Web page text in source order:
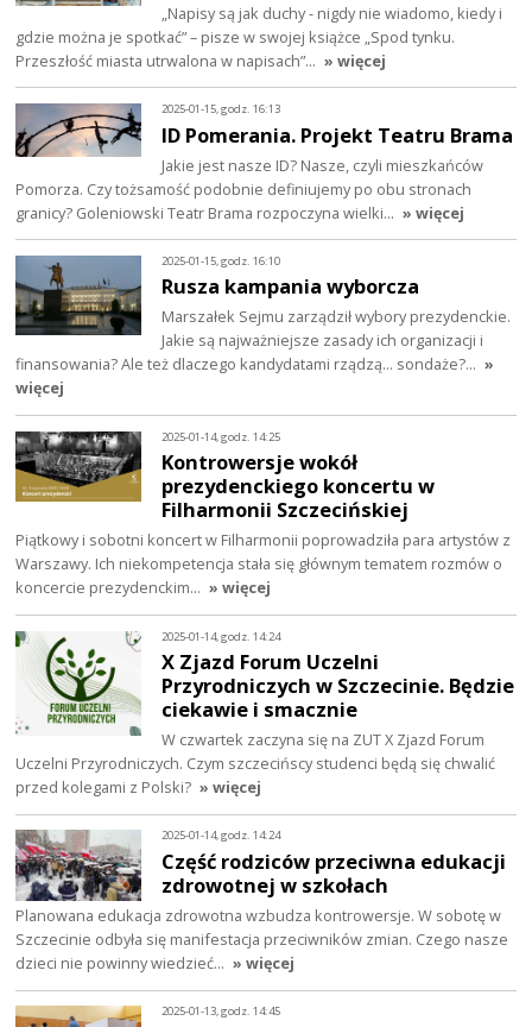
„Napisy są jak duchy - nigdy nie wiadomo, kiedy i
gdzie można je spotkać” – pisze w swojej książce „Spod tynku.
Przeszłość miasta utrwalona w napisach”… » więcej
2025-01-15, godz. 16:13
ID Pomerania. Projekt Teatru Brama
Jakie jest nasze ID? Nasze, czyli mieszkańców
Pomorza. Czy tożsamość podobnie definiujemy po obu stronach
granicy? Goleniowski Teatr Brama rozpoczyna wielki… » więcej
2025-01-15, godz. 16:10
Rusza kampania wyborcza
Marszałek Sejmu zarządził wybory prezydenckie.
Jakie są najważniejsze zasady ich organizacji i
finansowania? Ale też dlaczego kandydatami rządzą… sondaże?… »
więcej
2025-01-14, godz. 14:25
Kontrowersje wokół
prezydenckiego koncertu w
Filharmonii Szczecińskiej
Piątkowy i sobotni koncert w Filharmonii poprowadziła para artystów z
Warszawy. Ich niekompetencja stała się głównym tematem rozmów o
koncercie prezydenckim… » więcej
2025-01-14, godz. 14:24
X Zjazd Forum Uczelni
Przyrodniczych w Szczecinie. Będzie
ciekawie i smacznie
W czwartek zaczyna się na ZUT X Zjazd Forum
Uczelni Przyrodniczych. Czym szczecińscy studenci będą się chwalić
przed kolegami z Polski? » więcej
2025-01-14, godz. 14:24
Część rodziców przeciwna edukacji
zdrowotnej w szkołach
Planowana edukacja zdrowotna wzbudza kontrowersje. W sobotę w
Szczecinie odbyła się manifestacja przeciwników zmian. Czego nasze
dzieci nie powinny wiedzieć… » więcej
2025-01-13, godz. 14:45